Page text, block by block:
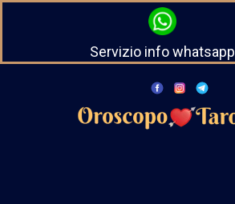
Servizio info whatsapp